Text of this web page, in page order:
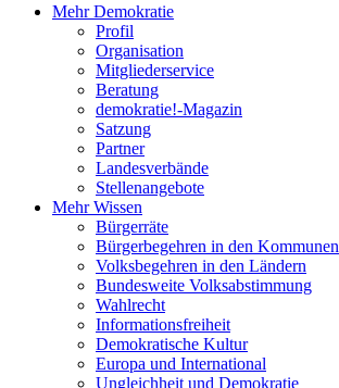
Mehr Demokratie
Profil
Organisation
Mitgliederservice
Beratung
demokratie!-Magazin
Satzung
Partner
Landesverbände
Stellenangebote
Mehr Wissen
Bürgerräte
Bürgerbegehren in den Kommunen
Volksbegehren in den Ländern
Bundesweite Volksabstimmung
Wahlrecht
Informationsfreiheit
Demokratische Kultur
Europa und International
Ungleichheit und Demokratie